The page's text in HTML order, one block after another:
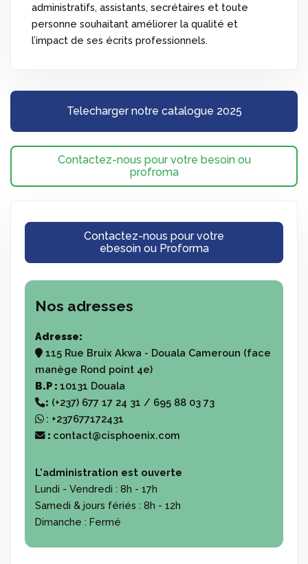
administratifs, assistants, secrétaires et toute
personne souhaitant améliorer la qualité et
l’impact de ses écrits professionnels.
Telecharger notre catalogue 2025
Contactez-nous pour votre besoin ou
profroma
Contactez-nous pour votre
ebesoin ou Proforma
Nos adresses
Adresse:
115 Rue Bruix Akwa - Douala Cameroun (face
manège Rond point 4e)
B.P : 10131 Douala
: (+237) 677 17 24 31 / 695 88 03 73
: +237677172431
: contact@cisphoenix.com
L'administration est ouverte
Lundi - Vendredi : 8h - 17h
Samedi & jours fériés : 8h - 12h
Dimanche : Fermé